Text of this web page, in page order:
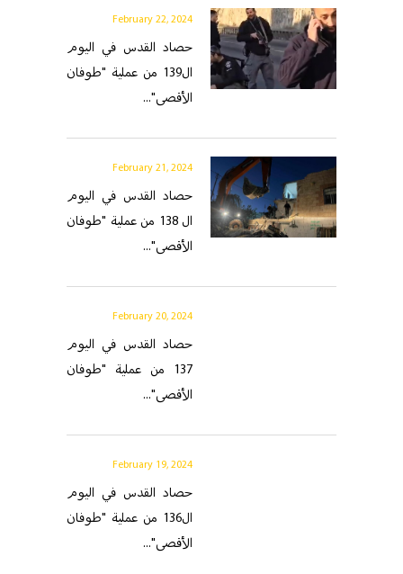
February 22, 2024
حصاد القدس في اليوم
ال139 من عملية "طوفان
الأقصى"...
February 21, 2024
حصاد القدس في اليوم
ال 138 من عملية "طوفان
الأقصى"...
February 20, 2024
حصاد القدس في اليوم
137 من عملية "طوفان
الأقصى"...
February 19, 2024
حصاد القدس في اليوم
ال136 من عملية "طوفان
الأقصى"...